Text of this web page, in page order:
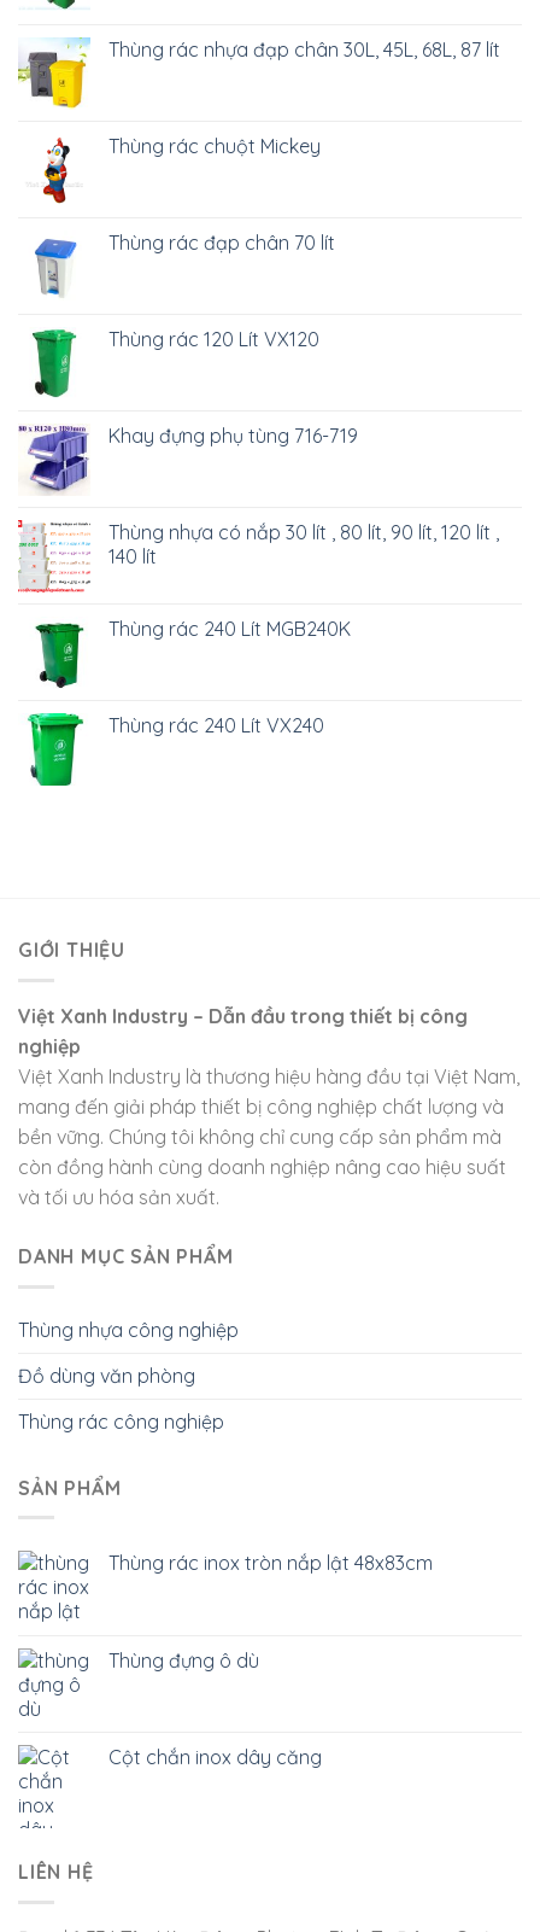
Thùng rác nhựa đạp chân 30L, 45L, 68L, 87 lít
Thùng rác chuột Mickey
Thùng rác đạp chân 70 lít
Thùng rác 120 Lít VX120
Khay đựng phụ tùng 716-719
Thùng nhựa có nắp 30 lít , 80 lít, 90 lít, 120 lít ,
140 lít
Thùng rác 240 Lít MGB240K
Thùng rác 240 Lít VX240
GIỚI THIỆU
Việt Xanh Industry – Dẫn đầu trong thiết bị công
nghiệp
Việt Xanh Industry là thương hiệu hàng đầu tại Việt Nam,
mang đến giải pháp thiết bị công nghiệp chất lượng và
bền vững. Chúng tôi không chỉ cung cấp sản phẩm mà
còn đồng hành cùng doanh nghiệp nâng cao hiệu suất
và tối ưu hóa sản xuất.
DANH MỤC SẢN PHẨM
Thùng nhựa công nghiệp
Đồ dùng văn phòng
Thùng rác công nghiệp
SẢN PHẨM
Thùng rác inox tròn nắp lật 48x83cm
Thùng đựng ô dù
Cột chắn inox dây căng
LIÊN HỆ